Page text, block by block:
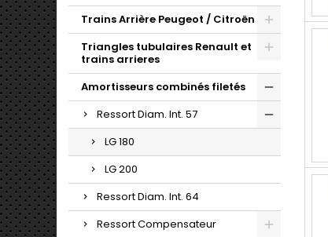
Trains Arrière Peugeot / Citroën
Triangles tubulaires Renault et
trains arrieres
Amortisseurs combinés filetés
Ressort Diam. Int. 57
LG 180
LG 200
Ressort Diam. Int. 64
Ressort Compensateur